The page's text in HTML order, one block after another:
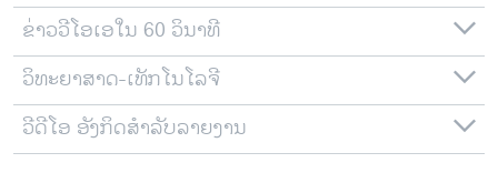
ສຽງ
ລາຍການກະຈາຍສຽງ
ລາຍງານ
ຕິດຕາມພວກເຮົາ ທີ່
ຂ່າວວີໂອເອໃນ 60 ວິນາທີ
ວິທະຍາສາດ-ເທັກໂນໂລຈີ
ວີດີໂອ ອັງກິດສຳລັບລາຍງານ